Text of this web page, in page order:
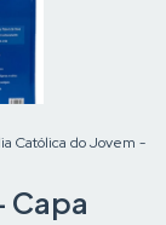
Católica do Jovem -
Capa